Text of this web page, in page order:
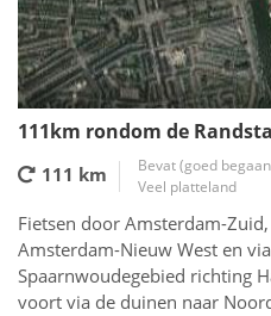
111km rondom de
111 km
Bevat (goed
Veel platteland
Fietsen door Amsterdam-
Amsterdam-Nieuw West en
Spaarnwoudegebied richting
voort via de duinen naar